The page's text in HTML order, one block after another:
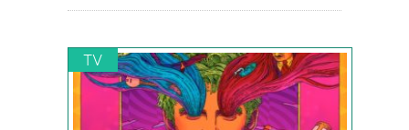
TV